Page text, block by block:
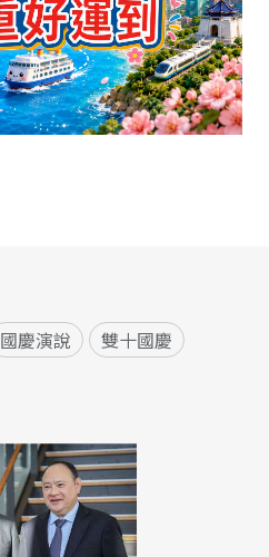
國慶演說
雙十國慶